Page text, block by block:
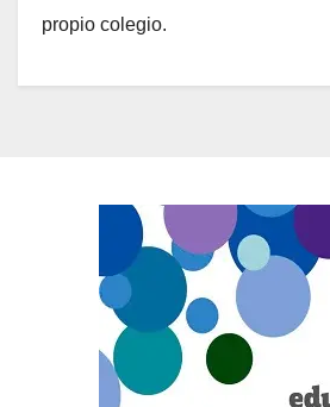
propio colegio.